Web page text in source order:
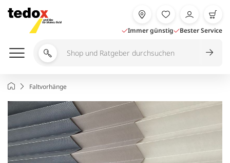
Inhalt
springen
Immer günstig Bester Service
Shop
durchsuchen
StartseiteFaltvorhänge